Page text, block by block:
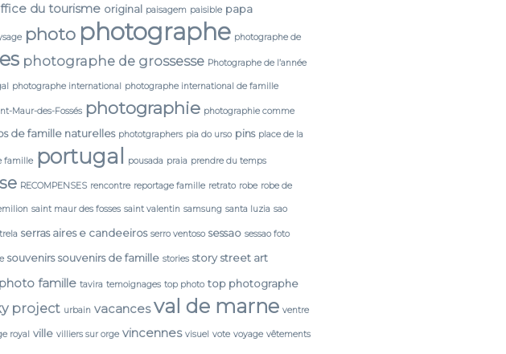
du tourisme original paisagem paisible papa
photo photographe photographe de
photographe de grossesse Photographe de l’année
photographe international photographe international de famille
Maur-des-Fossés photographie photographie comme
de famille naturelles phototgraphers pia do urso pins place de la
famille portugal pousada praia prendre du temps
RECOMPENSES rencontre reportage famille retrato robe robe de
saint maur des fosses saint valentin samsung santa luzia sao
serras aires e candeeiros serro ventoso sessao sessao foto
souvenirs souvenirs de famille stories story street art
famille tavira temoignages top photo top photographe
project urbain vacances val de marne ventre
royal ville villiers sur orge vincennes visuel vote voyage vêtements